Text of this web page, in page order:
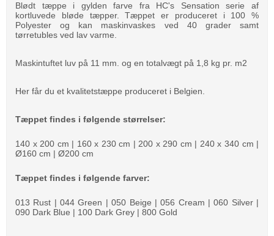
Blødt tæppe i gylden farve fra HC's Sensation serie af
kortluvede bløde tæpper. Tæppet er produceret i 100 %
Polyester og kan maskinvaskes ved 40 grader samt
tørretubles ved lav varme.
Maskintuftet luv på 11 mm. og en totalvægt på 1,8 kg pr. m2
Her får du et kvalitetstæppe produceret i Belgien.
Tæppet findes i følgende størrelser:
140 x 200 cm | 160 x 230 cm |200 x 290 cm | 240 x 340 cm |
Ø160 cm | Ø200 cm
Tæppet findes i følgende farver:
013 Rust |044 Green |050 Beige |056 Cream |060 Silver |
090 Dark Blue | 100 Dark Grey | 800 Gold